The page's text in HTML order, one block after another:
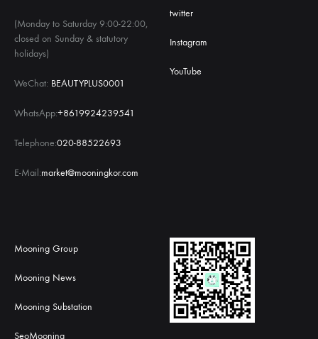
(Monday to Saturday 9:00-22:00,
closed on Sunday & statutory
holidays)
WeChat: BEAUTYPLUS0001
WhatsApp:+8619924239541
Telephone:020-88522693
E-Mail:market@mooningkor.com
twitter
Instagram
YouTube
Mooning Group
Mooning News
Mooning Substation
SeoMooning